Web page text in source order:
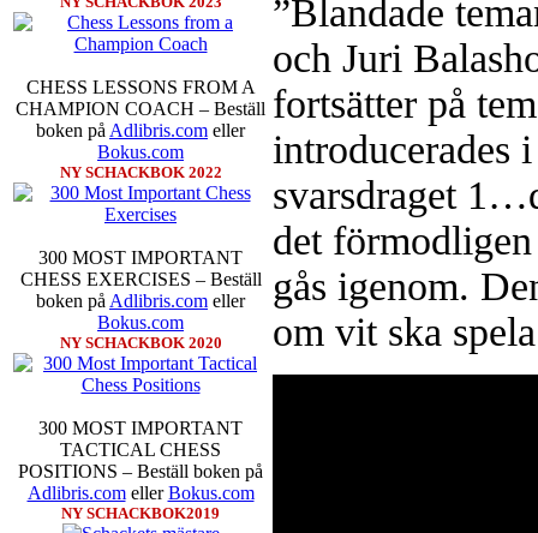
CHESS LESSONS FROM A
CHAMPION COACH – Beställ
boken på Adlibris.com eller
Bokus.com
NY SCHACKBOK 2022
300 MOST IMPORTANT
CHESS EXERCISES – Beställ
boken på Adlibris.com eller
Bokus.com
NY SCHACKBOK 2020
300 MOST IMPORTANT
TACTICAL CHESS
POSITIONS – Beställ boken på
Adlibris.comellerBokus.com
NY SCHACKBOK2019
Michael Wiedenkeller, IM
IM Bengt Lindberg, FM Joar
Ljung. Mitt stalltips är att FM
Sverigemästarklassen.
Schacksnack har inlett det
föredrar Fischer Random, där
som det har spelats sedan
”Blandade
och Juri
fortsätter på
introducerades
svarsdraget
det
gås igenom.
om vit ska